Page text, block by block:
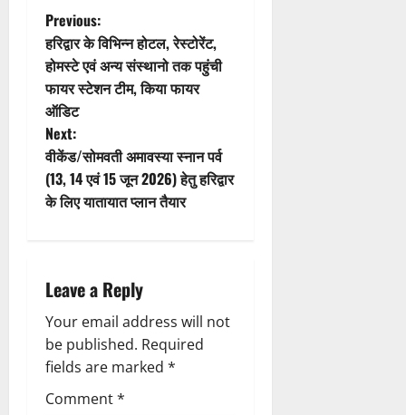
t
i
o
n
P
o
s
t
n
a
i
g
a
Previous:
हरिद्वार के विभिन्न होटल, रेस्टोरेंट,
होमस्टे एवं अन्य संस्थानो तक पहुंची
फायर स्टेशन टीम, किया फायर
ऑडिट
Next:
वीकेंड/सोमवती अमावस्या स्नान पर्व
(13, 14 एवं 15 जून 2026) हेतु हरिद्वार
के लिए यातायात प्लान तैयार
Leave a Reply
Your email address will not
be published. Required
fields are marked *
Comment*